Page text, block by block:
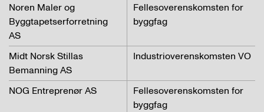
Noren Maler og
Byggtapetserforretning
AS
Fellesoverenskomsten for
byggfag
Midt Norsk Stillas
Bemanning AS
Industrioverenskomsten VO
NOG Entreprenør AS
Fellesoverenskomsten for
byggfag